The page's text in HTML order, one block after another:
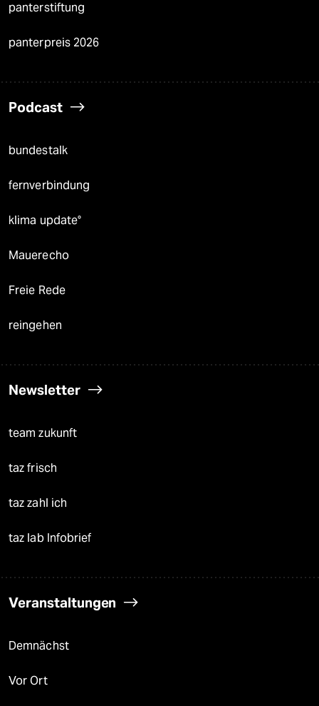
panterstiftung
panterpreis 2026
Podcast
bundestalk
fernverbindung
klima update°
Mauerecho
Freie Rede
reingehen
Newsletter
team zukunft
taz frisch
taz zahl ich
taz lab Infobrief
Veranstaltungen
Demnächst
Vor Ort